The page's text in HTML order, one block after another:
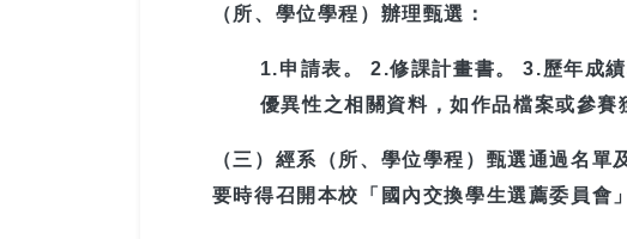
（所、學位學程）辦理甄選：
1.申請表。 2.修課計畫書。 3.歷年成
優異性之相關資料，如作品檔案或參賽
（三）經系（所、學位學程）甄選通過名
要時得召開本校「國內交換學生選薦委員會